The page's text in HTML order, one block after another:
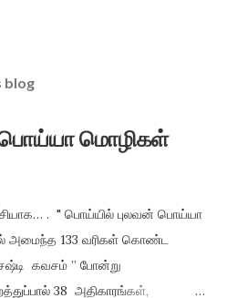
blog
மொழிகள்
. " பொய்யில் புலவன் பொய்யா
அமைந்த 133 வரிகள் கொண்ட
கவசம் ” போன்று
38 அதிகாரங்கள்,